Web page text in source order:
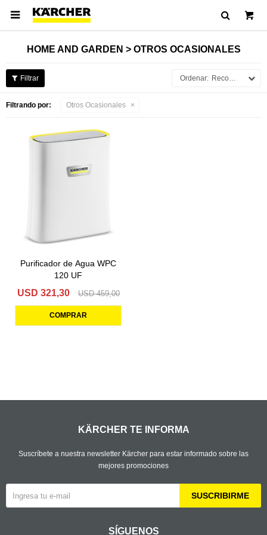

HOME AND GARDEN > OTROS OCASIONALES
Recomendados
Filtrando por: Otros Ocasionales
Purificador de Agua WPC
120 UF
USD 321,30 USD 459,00
SÍGUENOS
KÄRCHER TE INFORMA
Suscríbete a nuestra newsletter Kärcher para estar informado sobre las
mejores promociones
SUSCRIBIRME